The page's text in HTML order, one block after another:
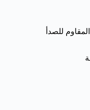
للصدأ